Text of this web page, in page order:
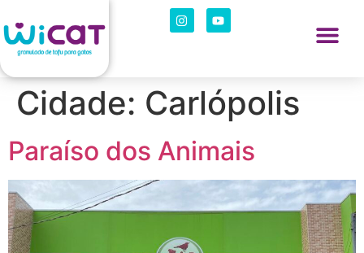
Cidade: Carlópolis
Paraíso dos Animais